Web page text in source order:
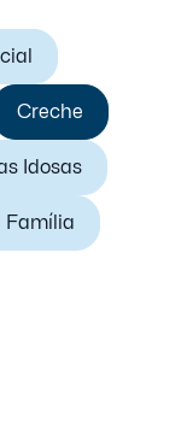
Creche
Idosas
Família